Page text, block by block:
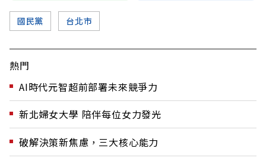
國民黨 台北市
熱門
AI時代元智超前部署未來競爭力
新北婦女大學 陪伴每位女力發光
破解決策新焦慮，三大核心能力